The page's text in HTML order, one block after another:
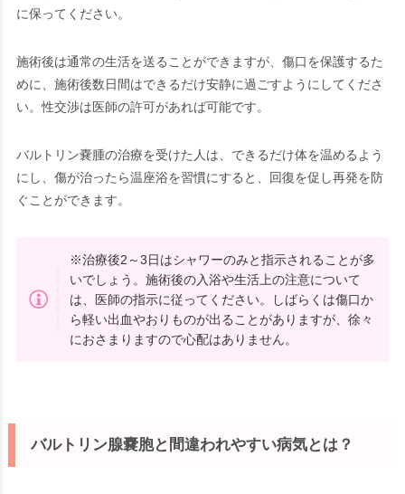
に保ってください。
施術後は通常の生活を送ることができますが、傷口を保護するた
めに、施術後数日間はできるだけ安静に過ごすようにしてくださ
い。性交渉は医師の許可があれば可能です。
バルトリン嚢腫の治療を受けた人は、できるだけ体を温めるよう
にし、傷が治ったら温座浴を習慣にすると、回復を促し再発を防
ぐことができます。
※治療後2～3日はシャワーのみと指示されることが多
いでしょう。施術後の入浴や生活上の注意について
は、医師の指示に従ってください。しばらくは傷口か
ら軽い出血やおりものが出ることがありますが、徐々
におさまりますので心配はありません。
バルトリン腺嚢胞と間違われやすい病気とは？